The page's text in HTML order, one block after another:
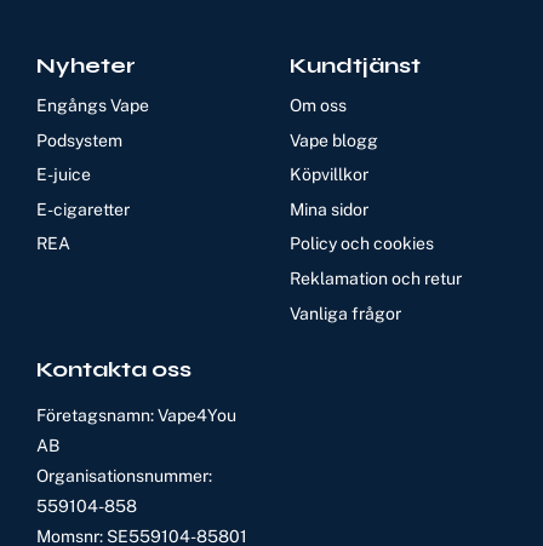
Nyheter
Engångs Vape
Podsystem
E-juice
E-cigaretter
REA
Kundtjänst
Om oss
Vape blogg
Köpvillkor
Mina sidor
Policy och cookies
Reklamation och retur
Vanliga frågor
Kontakta oss
Företagsnamn: Vape4You
AB
Organisationsnummer:
559104-858
Momsnr: SE559104-85801